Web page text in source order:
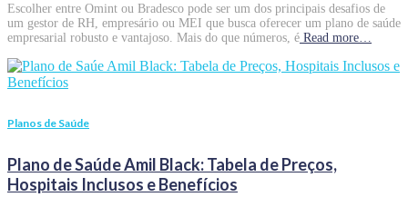
Escolher entre Omint ou Bradesco pode ser um dos principais desafios de
um gestor de RH, empresário ou MEI que busca oferecer um plano de saúde
empresarial robusto e vantajoso. Mais do que números, é Read more…
Planos de Saúde
Plano de Saúde Amil Black: Tabela de Preços,
Hospitais Inclusos e Benefícios